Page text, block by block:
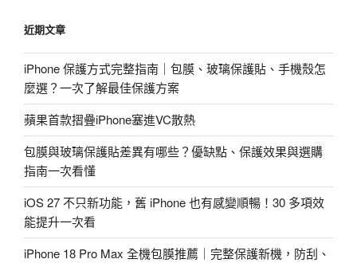
字:
近期文章
iPhone 保護方式完整指南｜包膜、玻璃保護貼、手機殼怎
麼選？一次了解最佳保護方案
蘋果首款摺疊iPhone塞進VC散熱
包膜與玻璃保護貼差異有哪些？優缺點、保護效果與選購
指南一次看懂
iOS 27 不只新功能，舊 iPhone 也有感變順暢！30 多項效
能提升一次看
iPhone 18 Pro Max 全機包膜推薦｜完整保護新機，防刮、